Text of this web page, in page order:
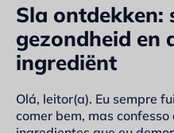
Sla ontdekken:
gezondheid en
ingrediënt
Olá, leitor(a). Eu sempre
comer bem, mas